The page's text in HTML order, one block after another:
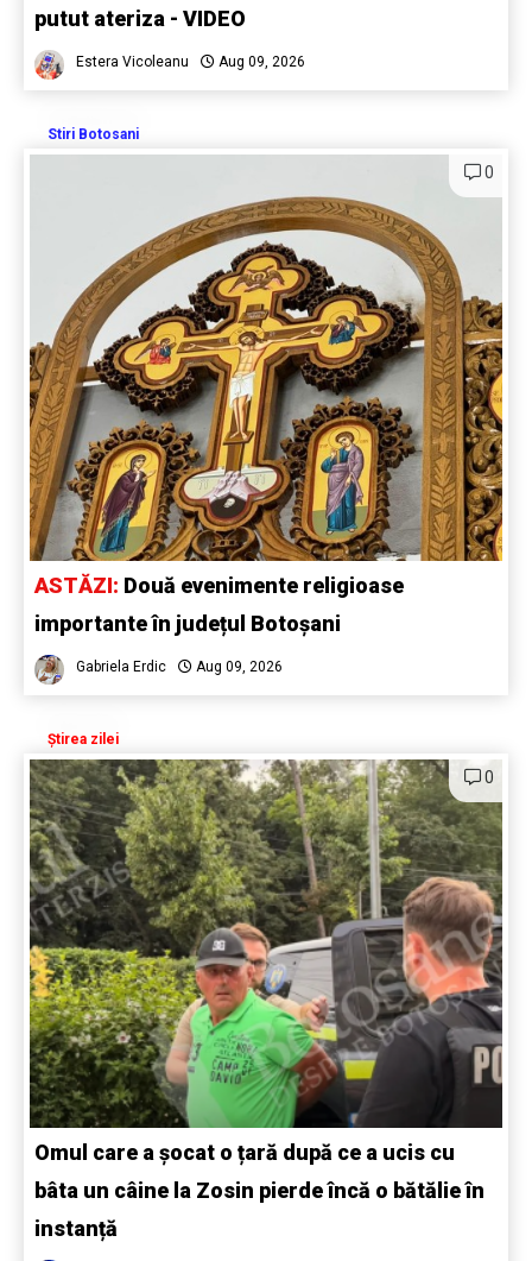
putut ateriza - VIDEO
Estera Vicoleanu Aug 09, 2026
Stiri Botosani
0
ASTĂZI: Două evenimente religioase
importante în județul Botoșani
Gabriela Erdic Aug 09, 2026
Știrea zilei
0
Omul care a șocat o țară după ce a ucis cu
bâta un câine la Zosin pierde încă o bătălie în
instanță